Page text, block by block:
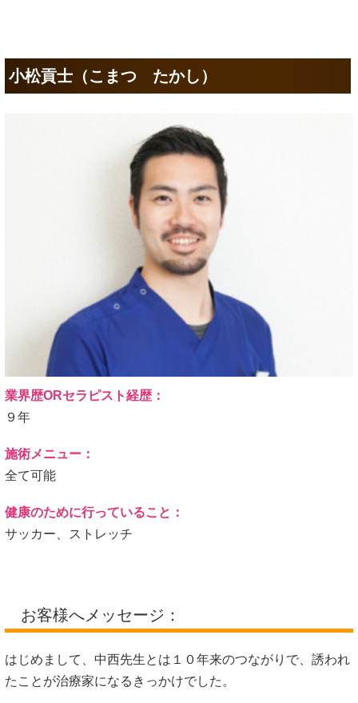
小松貢士（こまつ たかし）
業界歴ORセラピスト経歴：
９年
施術メニュー：
全て可能
健康のために行っていること：
サッカー、ストレッチ
お客様へメッセージ：
はじめまして、中西先生とは１０年来のつながりで、誘われ
たことが治療家になるきっかけでした。